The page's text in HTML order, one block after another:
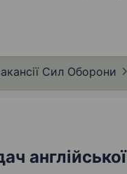
Сил Оборони
англійської